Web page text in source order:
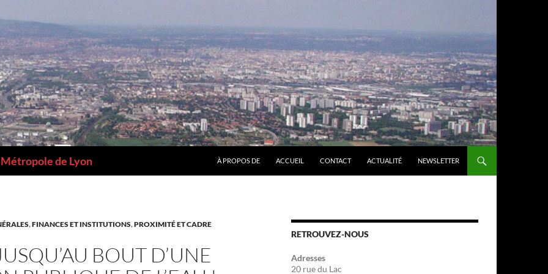
de Lyon À PROPOS DE ACCUEIL CONTACT ACTUALITÉ NEWSLETTER
,FINANCES ET INSTITUTIONS,PROXIMITÉ ET CADRE
BOUT D’UNE
RETROUVEZ-NOUS
Adresses
20 rue du Lac